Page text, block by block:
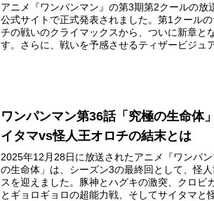
アニメ『ワンパンマン』の第3期第2クールの放
公式サイトで正式発表されました。第1クール
チの戦いのクライマックスから、ついに新章と
す。さらに、戦いを予感させるティザービジュ
ワンパンマン第36話「究極の生命体
イタマvs怪人王オロチの結末とは
2025年12月28日に放送されたアニメ『ワンパ
の生命体」は、シーズン3の最終回として、怪
スを迎えました。豚神とハグキの激突、クロビ
とギョロギョロの超能力戦、そしてサイタマと怪